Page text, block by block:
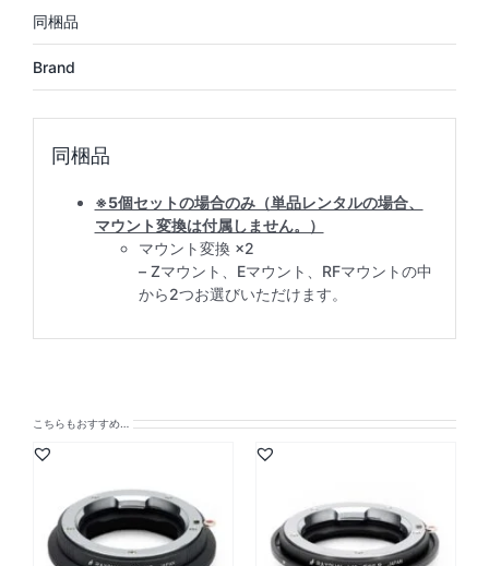
Brand
※5個セットの場合のみ（単品レンタルの場合、
マウント変換は付属しません。）
マウント変換 ×2
– Zマウント、Eマウント、RFマウントの中
から2つお選びいただけます。
こちらもおすすめ…